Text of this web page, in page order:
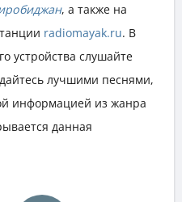
, а также на
radiomayak.ru. В
устройства слушайте
лучшими песнями,
информацией из жанра
данная